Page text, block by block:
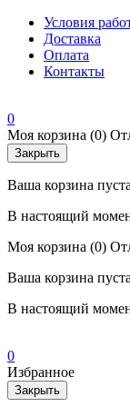
Условия
Доставка
Оплата
Контакты
0
Моя корзина (0)
Закрыть
Ваша корзина
В настоящий
Моя корзина (0)
Ваша корзина
В настоящий
0
Избранное
Закрыть